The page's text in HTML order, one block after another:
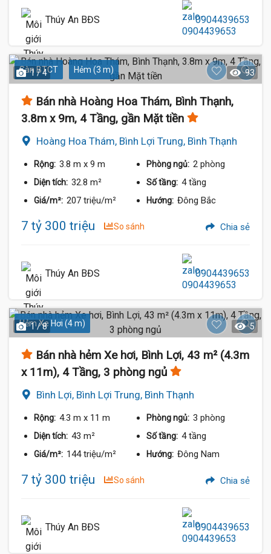
Thúy An BĐS 0904439653
Sàn BTCT Hẻm (3 m)
1 / 4 93
Bán nhà Hoàng Hoa Thám, Bình Thạnh,
3.8m x 9m, 4 Tầng, gần Mặt tiền
Hoàng Hoa Thám, Bình Lợi Trung, Bình Thạnh
Rộng: 3.8 m x 9 m Phòng ngủ: 2 phòng
Diện tích: 32.8 m² Số tầng: 4 tầng
Giá/m²: 207 triệu/m² Hướng: Đông Bắc
7 tỷ 300 triệu So sánh Chia sẻ
Thúy An BĐS 0904439653
Hẻm Xe Hơi (4 m)
1 / 8 5
Bán nhà hẻm Xe hơi, Bình Lợi, 43 m² (4.3m
x 11m), 4 Tầng, 3 phòng ngủ
Bình Lợi, Bình Lợi Trung, Bình Thạnh
Rộng: 4.3 m x 11 m Phòng ngủ: 3 phòng
Diện tích: 43 m² Số tầng: 4 tầng
Giá/m²: 144 triệu/m² Hướng: Đông Nam
7 tỷ 300 triệu So sánh Chia sẻ
Thúy An BĐS 0904439653